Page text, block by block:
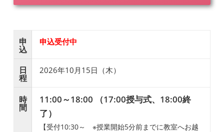
申
込
申込受付中
日
程
2026年10月15日（木）
時
間
11:00～18:00 （17:00授与式、18:00終
了）
【受付10:30～ ※授業開始5分前までに教室へお越